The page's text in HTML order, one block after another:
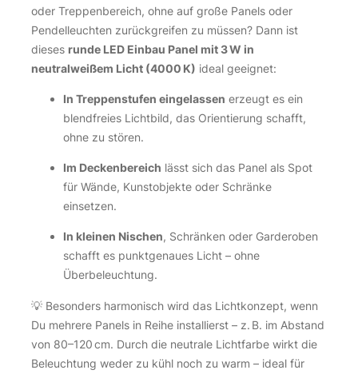
oder Treppenbereich, ohne auf große Panels oder
Pendelleuchten zurückgreifen zu müssen? Dann ist
dieses runde LED Einbau Panel mit 3 W in
neutralweißem Licht (4000 K) ideal geeignet:
In Treppenstufen eingelassen erzeugt es ein
blendfreies Lichtbild, das Orientierung schafft,
ohne zu stören.
Im Deckenbereich lässt sich das Panel als Spot
für Wände, Kunstobjekte oder Schränke
einsetzen.
In kleinen Nischen, Schränken oder Garderoben
schafft es punktgenaues Licht – ohne
Überbeleuchtung.
💡 Besonders harmonisch wird das Lichtkonzept, wenn
Du mehrere Panels in Reihe installierst – z. B. im Abstand
von 80–120 cm. Durch die neutrale Lichtfarbe wirkt die
Beleuchtung weder zu kühl noch zu warm – ideal für